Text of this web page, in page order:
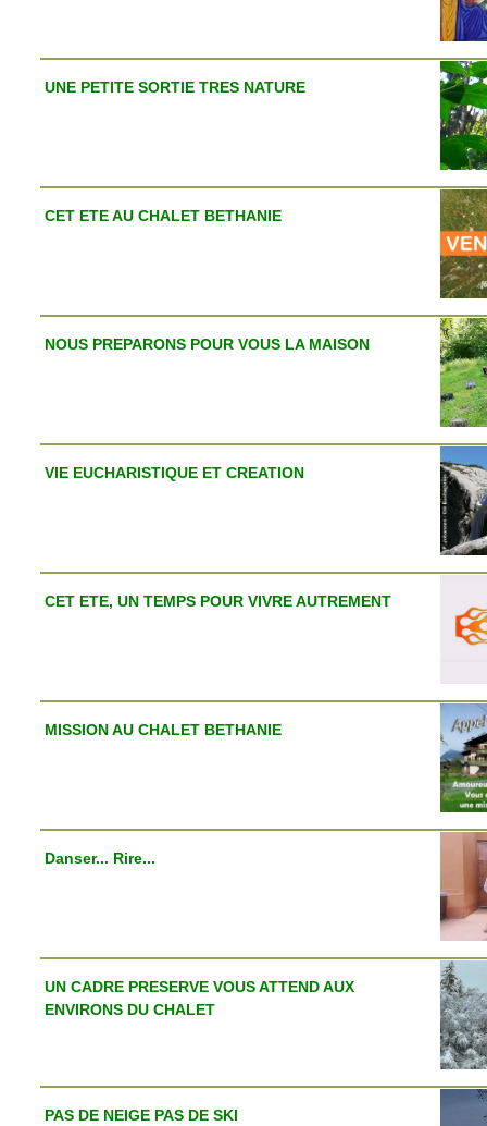
UNE PETITE SORTIE TRES NATURE
CET ETE AU CHALET BETHANIE
NOUS PREPARONS POUR VOUS LA MAISON
VIE EUCHARISTIQUE ET CREATION
CET ETE, UN TEMPS POUR VIVRE AUTREMENT
MISSION AU CHALET BETHANIE
Danser... Rire...
UN CADRE PRESERVE VOUS ATTEND AUX
ENVIRONS DU CHALET
PAS DE NEIGE PAS DE SKI